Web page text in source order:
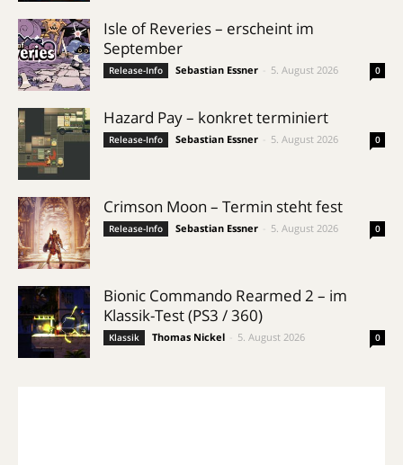
Isle of Reveries – erscheint im
September
Release-Info Sebastian Essner 5. August 2026 0
Hazard Pay – konkret terminiert
Release-Info Sebastian Essner 5. August 2026 0
Crimson Moon – Termin steht fest
Release-Info Sebastian Essner 5. August 2026 0
Bionic Commando Rearmed 2 – im
Klassik-Test (PS3 / 360)
Klassik Thomas Nickel 5. August 2026 0